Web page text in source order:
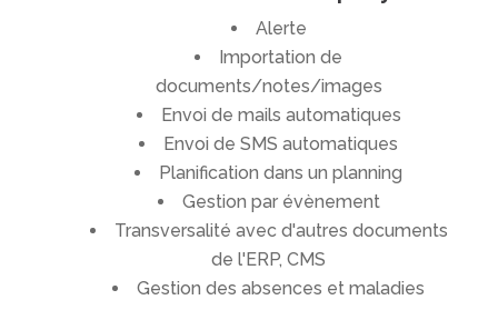
Alerte
Importation de
documents/notes/images
Envoi de mails automatiques
Envoi de SMS automatiques
Planification dans un planning
Gestion par évènement
Transversalité avec d'autres documents
de l'ERP, CMS
Gestion des absences et maladies